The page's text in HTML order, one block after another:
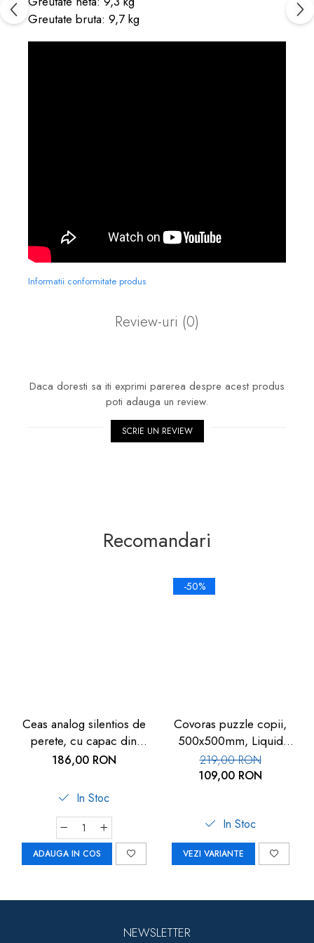
Greutate bruta: 9,7 kg
Informatii conformitate produs
Review-uri (0)
Daca doresti sa iti exprimi parerea despre acest produs
poti adauga un review.
SCRIE UN REVIEW
Recomandari
Ceas analog silentios de
perete, cu capac din
sticla, cifre mari, alb, TFA
186,00 RON
In Stoc
ADAUGA IN COS
-50%
Covoras puzzle copii,
500x500mm, Liquid
Floor
219,00 RON
109,00 RON
In Stoc
VEZI VARIANTE
NEWSLETTER